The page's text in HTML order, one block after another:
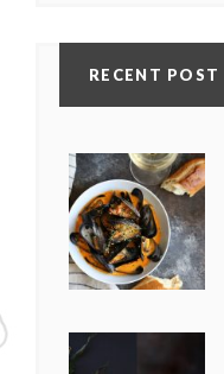
RECENT POST